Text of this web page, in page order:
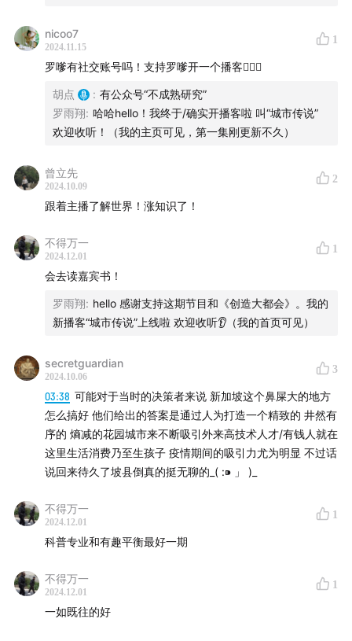
罗嗲推荐的皇后区美食：
Saranrom Thai
IndoJava
Peking BBQ
Rico Pan Bakery
Fuskahouse_NYC (Bengali Street Food)
Nepali Bhanchha Ghar
Ittadi
备注
五花八门是五湖四海播客下的一个子栏目，又名学些有
的没的。我们每期会邀请某个领域的专家或者深度爱好
者就特定的话题进行分享和探讨。往期内容：泰勒丝
设计类博士|美式橄榄球
Passion project
封面图：胡点2024年9月摄于纽约50st的办公室
任何设备都可以通过访问我们的网站在线收听，或者使
用泛用型播客客户端订阅，也欢迎通过小宇宙与我们留
言交流
五湖四海播客和主播、嘉宾介绍
nicoo7
2024.11.15
1
罗嗲有社交账号吗！支持罗嗲开一个播客🙋🏻‍♀️
胡点 : 有公众号“不成熟研究”
罗雨翔: 哈哈hello！我终于/确实开播客啦 叫“城市传说”
欢迎收听！（我的主页可见，第一集刚更新不久）
曾立先
2024.10.09
2
跟着主播了解世界！涨知识了！
不得万一
2024.12.01
1
会去读嘉宾书！
罗雨翔: hello 感谢支持这期节目和《创造大都会》。我的
新播客“城市传说”上线啦 欢迎收听👂（我的首页可见）
secretguardian
2024.10.06
3
03:38 可能对于当时的决策者来说 新加坡这个鼻屎大的地方
怎么搞好 他们给出的答案是通过人为打造一个精致的 井然有
序的 熵减的花园城市来不断吸引外来高技术人才/有钱人就在
这里生活消费乃至生孩子 疫情期间的吸引力尤为明显 不过话
说回来待久了坡县倒真的挺无聊的_( :⁍ 」 )_
不得万一
2024.12.01
1
科普专业和有趣平衡最好一期
不得万一
2024.12.01
1
一如既往的好